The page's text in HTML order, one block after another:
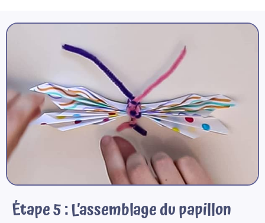
Étape 5 : L’assemblage du papillon